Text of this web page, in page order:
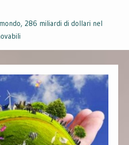
286 miliardi di dollari nel